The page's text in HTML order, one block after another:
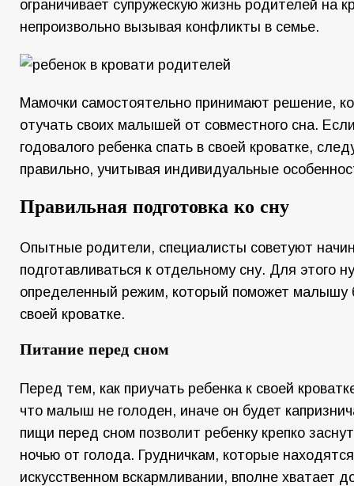
ограничивает супружескую жизнь родителей на
непроизвольно вызывая конфликты в семье.
Мамочки самостоятельно принимают решение,
отучать своих малышей от совместного сна.
годовалого ребенка спать в своей кроватке,
правильно, учитывая индивидуальные
Правильная подготовка ко сну
Опытные родители, специалисты советуют
подготавливаться к отдельному сну. Для этого
определенный режим, который поможет малышу
своей кроватке.
Питание перед сном
Перед тем, как приучать ребенка к своей
что малыш не голоден, иначе он будет
пищи перед сном позволит ребенку крепко
ночью от голода. Грудничкам, которые
искусственном вскармливании, вполне хватает